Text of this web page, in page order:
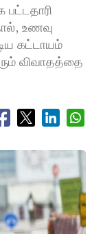
உணவு
கட்டாயம்
விவாதத்தை